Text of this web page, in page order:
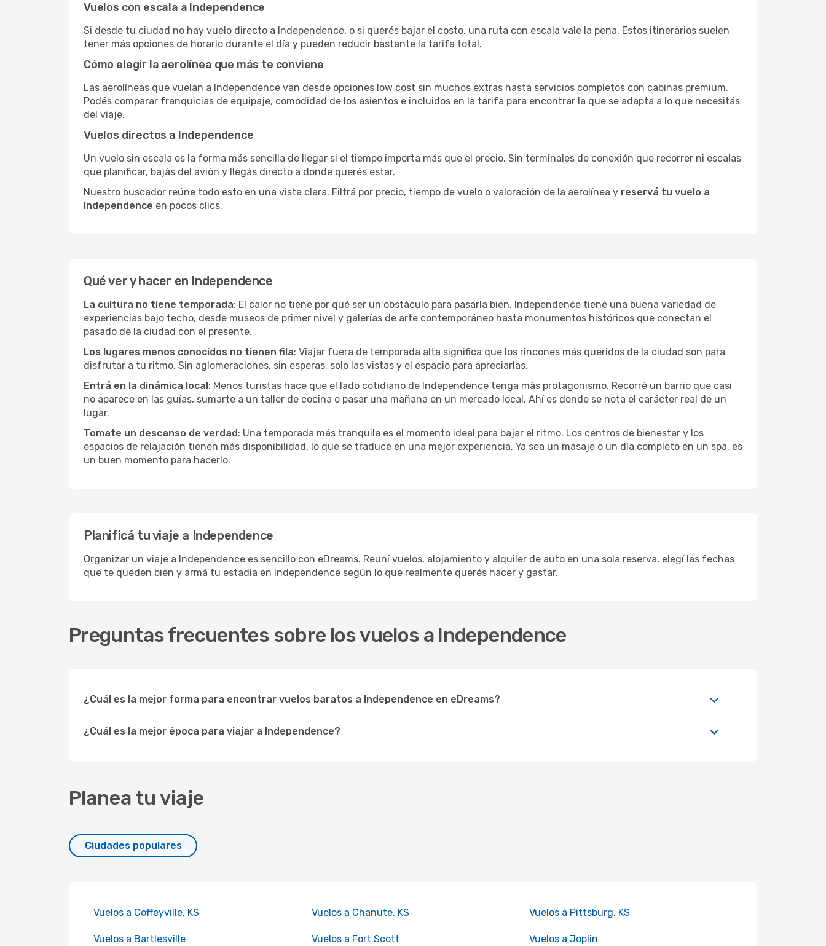
Vuelos con escala a Independence
Si desde tu ciudad no hay vuelo directo a Independence, o si querés bajar el costo, una ruta con escala vale la pena. Estos itinerarios suelen
tener más opciones de horario durante el día y pueden reducir bastante la tarifa total.
Cómo elegir la aerolínea que más te conviene
Las aerolíneas que vuelan a Independence van desde opciones low cost sin muchos extras hasta servicios completos con cabinas premium.
Podés comparar franquicias de equipaje, comodidad de los asientos e incluidos en la tarifa para encontrar la que se adapta a lo que necesitás
del viaje.
Vuelos directos a Independence
Un vuelo sin escala es la forma más sencilla de llegar si el tiempo importa más que el precio. Sin terminales de conexión que recorrer ni escalas
que planificar, bajás del avión y llegás directo a donde querés estar.
Nuestro buscador reúne todo esto en una vista clara. Filtrá por precio, tiempo de vuelo o valoración de la aerolínea y reservá tu vuelo a
Independence en pocos clics.
Qué ver y hacer en Independence
La cultura no tiene temporada: El calor no tiene por qué ser un obstáculo para pasarla bien. Independence tiene una buena variedad de
experiencias bajo techo, desde museos de primer nivel y galerías de arte contemporáneo hasta monumentos históricos que conectan el
pasado de la ciudad con el presente.
Los lugares menos conocidos no tienen fila: Viajar fuera de temporada alta significa que los rincones más queridos de la ciudad son para
disfrutar a tu ritmo. Sin aglomeraciones, sin esperas, solo las vistas y el espacio para apreciarlas.
Entrá en la dinámica local: Menos turistas hace que el lado cotidiano de Independence tenga más protagonismo. Recorré un barrio que casi
no aparece en las guías, sumarte a un taller de cocina o pasar una mañana en un mercado local. Ahí es donde se nota el carácter real de un
lugar.
Tomate un descanso de verdad: Una temporada más tranquila es el momento ideal para bajar el ritmo. Los centros de bienestar y los
espacios de relajación tienen más disponibilidad, lo que se traduce en una mejor experiencia. Ya sea un masaje o un día completo en un spa, es
un buen momento para hacerlo.
Planificá tu viaje a Independence
Organizar un viaje a Independence es sencillo con eDreams. Reuní vuelos, alojamiento y alquiler de auto en una sola reserva, elegí las fechas
que te queden bien y armá tu estadía en Independence según lo que realmente querés hacer y gastar.
Preguntas frecuentes sobre los vuelos a Independence
¿Cuál es la mejor forma para encontrar vuelos baratos a Independence en eDreams?
¿Cuál es la mejor época para viajar a Independence?
Planea tu viaje
Ciudades populares
Vuelos a Coffeyville, KS Vuelos a Chanute, KS Vuelos a Pittsburg, KS
Vuelos a Bartlesville Vuelos a Fort Scott Vuelos a Joplin